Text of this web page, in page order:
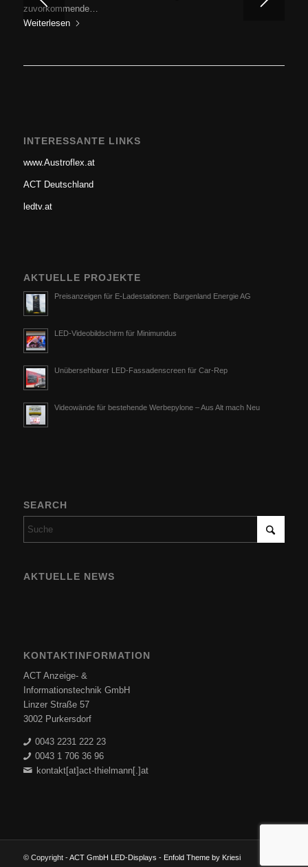
zuvorkommende…
Weiterlesen
INTERESSANTE LINKS
www.Austroflex.at
ACT Deutschland
ledtv.at
AKTUELLE PROJEKTE
Preisanzeigen für E-Ladestationen: Burgenland Energie AG
LED-Videobildschirm für Minimundus
Unübersehbarer LED-Fassadenscreen für Car-Rep
Videowände für bestehende Werbepylone – Aus Alt mach Neu
SEARCH
AKTUELLE NEWS
KONTAKTINFORMATION
ACT Anzeige- &
Informationstechnik GmbH
Linzer Straße 57
3002 Purkersdorf
0043 2231 222 23
0043 1 706 36 96
kontakt[at]act-thielmann[.]at
© Copyright - ACT GmbH LED-Displays - Enfold Theme by Kriesi